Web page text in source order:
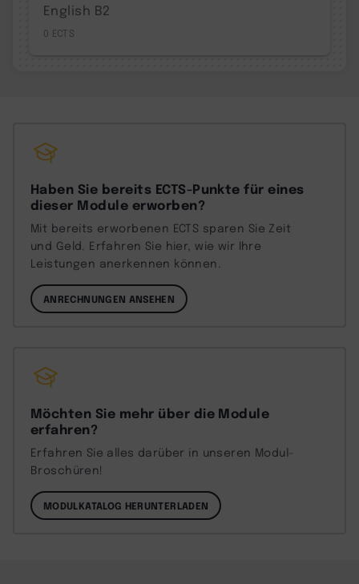
English B2
0
Haben Sie bereits ECTS-Punkte für eines
dieser Module erworben?
Mit bereits erworbenen ECTS sparen Sie Zeit
und Geld. Erfahren Sie hier, wie wir Ihre
Leistungen anerkennen können.
ANRECHNUNGEN ANSEHEN
Möchten Sie mehr über die Module
erfahren?
Erfahren Sie alles darüber in unseren Modul-
Broschüren!
MODULKATALOG HERUNTERLADEN